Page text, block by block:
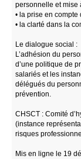
personnelle et mise
• la prise en
• la clarté dans la
Le dialogue social :
L’adhésion du
d’une politique de
salariés et les
délégués du
prévention.
CHSCT : Comité
(instance
risques
Mis en ligne le 19